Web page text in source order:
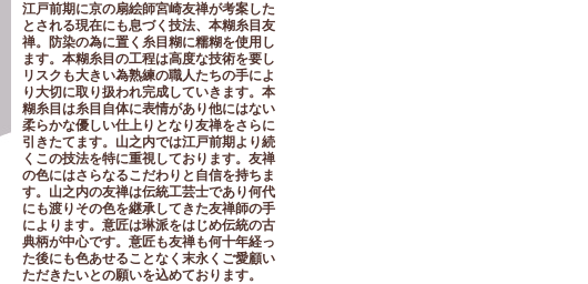
江戸前期に京の扇絵師宮崎友禅が考案した
とされる現在にも息づく技法、本糊糸目友
禅。防染の為に置く糸目糊に糯糊を使用し
ます。本糊糸目の工程は高度な技術を要し
リスクも大きい為熟練の職人たちの手によ
り大切に取り扱われ完成していきます。本
糊糸目は糸目自体に表情があり他にはない
柔らかな優しい仕上りとなり友禅をさらに
引きたてます。山之内では江戸前期より続
くこの技法を特に重視しております。友禅
の色にはさらなるこだわりと自信を持ちま
す。山之内の友禅は伝統工芸士であり何代
にも渡りその色を継承してきた友禅師の手
によります。意匠は琳派をはじめ伝統の古
典柄が中心です。意匠も友禅も何十年経っ
た後にも色あせることなく末永くご愛顧い
ただきたいとの願いを込めております。